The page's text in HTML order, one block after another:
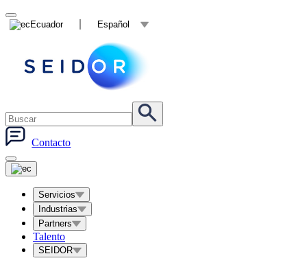
Ecuador Español
Contacto
Servicios
Industrias
Partners
Talento
SEIDOR